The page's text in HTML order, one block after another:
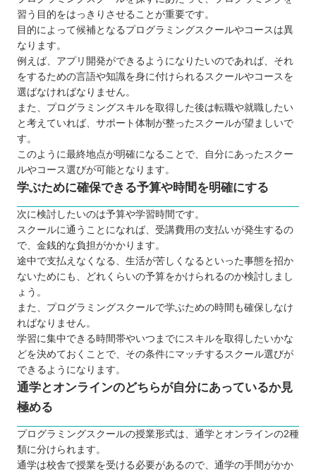
習う目的をはっきりさせることが重要です。
目的によって候補となるプログラミングスクールやコースは異
なります。
例えば、アプリ開発ができるようになりたいのであれば、それ
をするための言語や知識を身に付けられるスクールやコースを
選ばなければなりません。
また、プログラミングスキルを取得した後は転職や就職したい
と考えていれば、サポート体制が整ったスクールが望ましいで
す。
このように最終地点が明確になることで、自分にあったスクー
ルやコース選びが可能となります。
学ぶために確保できる予算や時間を明確にする
次に検討したいのは予算や学習時間です。
スクールに通うことになれば、受講費用の支払いが発生するの
で、金銭的な負担がかかります。
途中で支払えなくなる、生活が苦しくなるといった事態を招か
ないためにも、どれくらいの予算をかけられるのか検討しまし
ょう。
また、プログラミングスクールで学ぶための時間も確保しなけ
ればなりません。
学習に集中できる時間帯やいつまでにスキルを取得したいかな
どを決めておくことで、その条件にマッチするスクール選びが
できるようになります。
通学とオンラインのどちらが自分にあっているか見
極める
プログラミングスクールの授業形式は、通学とオンラインの2種
類に分けられます。
通学は校舎で授業を受ける必要があるので、通学の手間がかか